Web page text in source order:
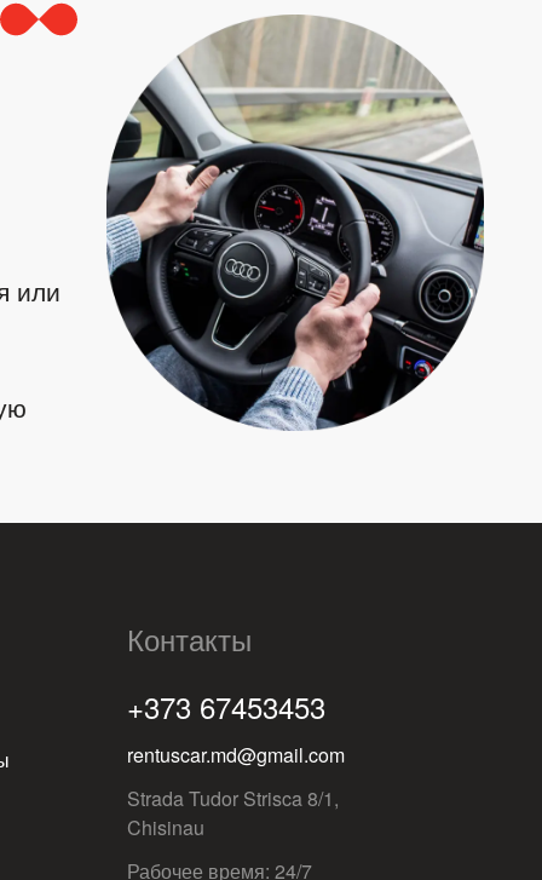
или
Контакты
+373 67453453
rentuscar.md@gmail.com
Strada Tudor Strisca 8/1,
Chisinau
Рабочее время: 24/7